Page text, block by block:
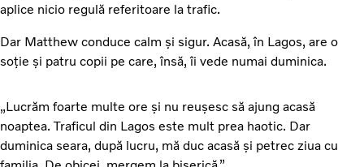
aplice nicio regulă referitoare la trafic.
Dar Matthew conduce calm și sigur. Acasă, în Lagos, are o
soție și patru copii pe care, însă, îi vede numai duminica.
„Lucrăm foarte multe ore și nu reușesc să ajung acasă
noaptea. Traficul din Lagos este mult prea haotic. Dar
duminica seara, după lucru, mă duc acasă și petrec ziua cu